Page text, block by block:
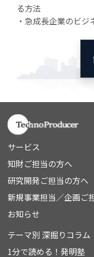
る方法
・急成長企業のビ
サービス
知財ご担当の方へ
研究開発ご担当の方へ
新規事業担当／企画ご
お知らせ
テーマ別 深掘りコラム
1分で読める！発明塾